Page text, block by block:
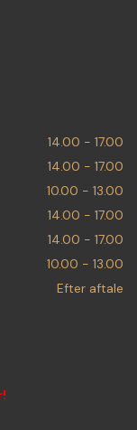
14.00 - 17.00
14.00 - 17.00
10.00 - 13.00
14.00 - 17.00
14.00 - 17.00
10.00 - 13.00
Efter aftale